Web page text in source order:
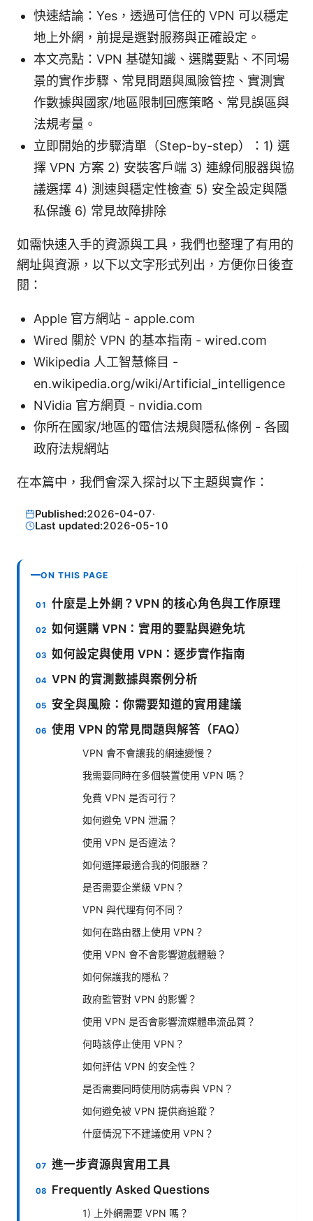
快速結論：Yes，透過可信任的 VPN 可以穩定
地上外網，前提是選對服務與正確設定。
本文亮點：VPN 基礎知識、選購要點、不同場
景的實作步驟、常見問題與風險管控、實測實
作數據與國家/地區限制回應策略、常見誤區與
法規考量。
立即開始的步驟清單（Step-by-step）：1) 選
擇 VPN 方案 2) 安裝客戶端 3) 連線伺服器與協
議選擇 4) 測速與穩定性檢查 5) 安全設定與隱
私保護 6) 常見故障排除
如需快速入手的資源與工具，我們也整理了有用的
網址與資源，以下以文字形式列出，方便你日後查
閱：
Apple 官方網站 - apple.com
Wired 關於 VPN 的基本指南 - wired.com
Wikipedia 人工智慧條目 -
en.wikipedia.org/wiki/Artificial_intelligence
NVidia 官方網頁 - nvidia.com
你所在國家/地區的電信法規與隱私條例 - 各國
政府法規網站
在本篇中，我們會深入探討以下主題與實作：
Published:2026-04-07·
Last updated:2026-05-10
ON THIS PAGE
什麼是上外網？VPN 的核心角色與工作原理
如何選購 VPN：實用的要點與避免坑
如何設定與使用 VPN：逐步實作指南
VPN 的實測數據與案例分析
安全與風險：你需要知道的實用建議
使用 VPN 的常見問題與解答（FAQ）
VPN 會不會讓我的網速變慢？
我需要同時在多個裝置使用 VPN 嗎？
免費 VPN 是否可行？
如何避免 VPN 泄漏？
使用 VPN 是否違法？
如何選擇最適合我的伺服器？
是否需要企業級 VPN？
VPN 與代理有何不同？
如何在路由器上使用 VPN？
使用 VPN 會不會影響遊戲體驗？
如何保護我的隱私？
政府監管對 VPN 的影響？
使用 VPN 是否會影響流媒體串流品質？
何時該停止使用 VPN？
如何評估 VPN 的安全性？
是否需要同時使用防病毒與 VPN？
如何避免被 VPN 提供商追蹤？
什麼情況下不建議使用 VPN？
進一步資源與實用工具
Frequently Asked Questions
1) 上外網需要 VPN 嗎？